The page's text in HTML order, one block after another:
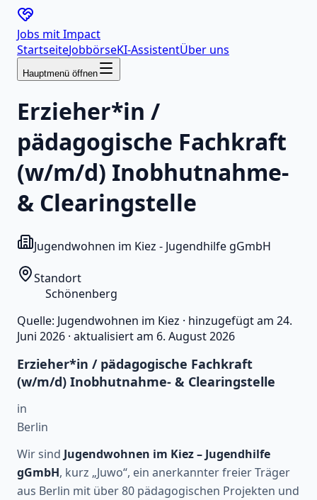
Jobs mitImpact
StartseiteJobbörseKI-AssistentÜber uns
Hauptmenü öffnen
Erzieher*in /
pädagogische Fachkraft
(w/m/d) Inobhutnahme-
& Clearingstelle
Jugendwohnen im Kiez - Jugendhilfe gGmbH
Standort
Schönenberg
Quelle: Jugendwohnen im Kiez · hinzugefügt am 24.
Juni 2026 · aktualisiert am 6. August 2026
Erzieher*in / pädagogische Fachkraft
(w/m/d) Inobhutnahme- & Clearingstelle
in
Berlin
Wir sind Jugendwohnen im Kiez – Jugendhilfe
gGmbH, kurz „Juwo“, ein anerkannter freier Träger
aus Berlin mit über 80 pädagogischen Projekten und